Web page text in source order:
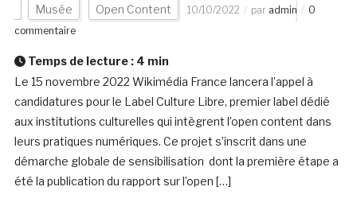
Musée Open Content 10/10/2022 par admin
0
commentaire
Temps de lecture : 4 min
Le 15 novembre 2022 Wikimédia France lancera l’appel à
candidatures pour le Label Culture Libre, premier label dédié
aux institutions culturelles qui intègrent l’open content dans
leurs pratiques numériques. Ce projet s’inscrit dans une
démarche globale de sensibilisation dont la première étape a
été la publication du rapport sur l’open […]